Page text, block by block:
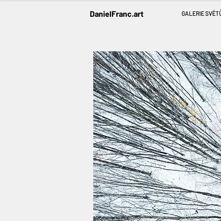
DanielFranc.art GALERIE